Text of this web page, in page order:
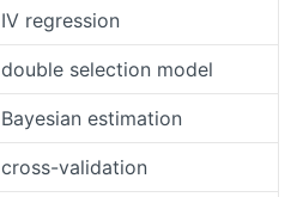
IV regression
double selection model
Bayesian estimation
cross-validation